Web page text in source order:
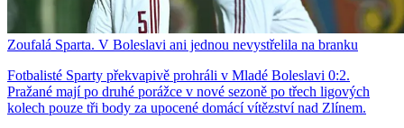
Zoufalá Sparta. V Boleslavi ani jednou nevystřelila na branku
Fotbalisté Sparty překvapivě prohráli v Mladé Boleslavi 0:2.
Pražané mají po druhé porážce v nové sezoně po třech ligových
kolech pouze tři body za upocené domácí vítězství nad Zlínem.